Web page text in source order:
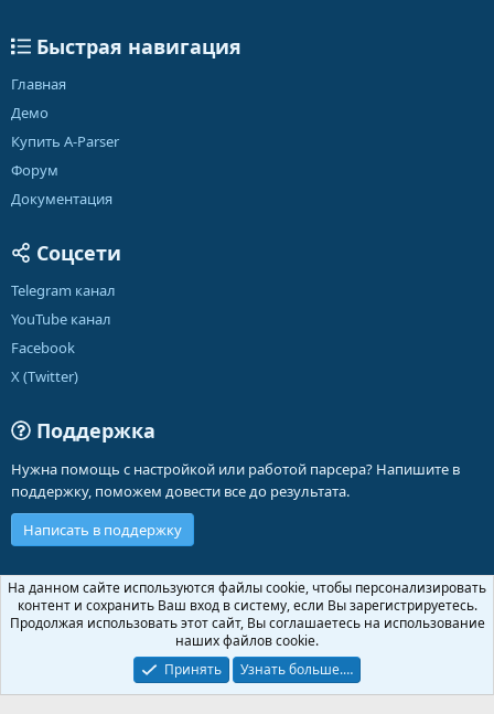
Быстрая навигация
Главная
Демо
Купить A-Parser
Форум
Документация
Соцсети
Telegram канал
YouTube канал
Facebook
X (Twitter)
Поддержка
Нужна помощь с настройкой или работой парсера? Напишите в
поддержку, поможем довести все до результата.
Написать в поддержку
Russian (RU)
Обратная связь
Условия и правила
Политика конфиденциальности
Помощь
Community platform by XenForo ® © 2010-2026 XenForo Ltd.
На данном сайте используются файлы cookie, чтобы персонализировать
контент и сохранить Ваш вход в систему, если Вы зарегистрируетесь.
Продолжая использовать этот сайт, Вы соглашаетесь на использование
наших файлов cookie.
Принять
Узнать больше.…